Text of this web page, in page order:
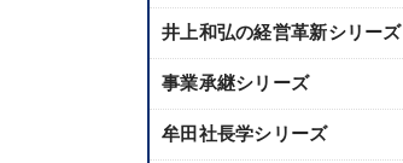
井上和弘の経営革新シリーズ
事業承継シリーズ
牟田社長学シリーズ